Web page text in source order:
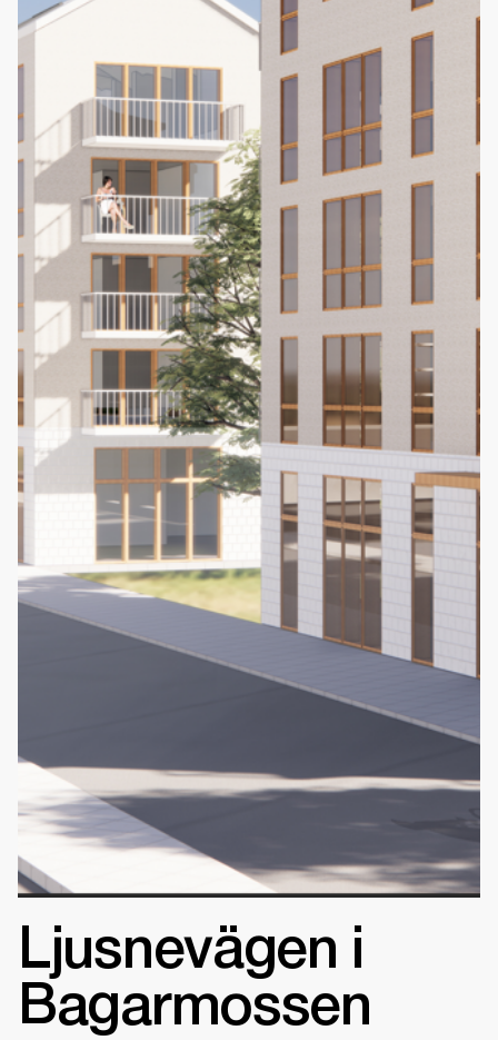
Ljusnevägen i
Bagarmossen